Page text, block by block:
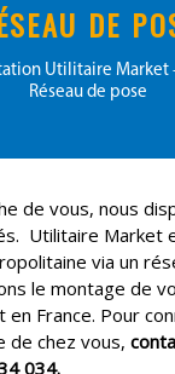
DE
Utilitaire Market
Réseau de pose
de vous, nous
Utilitaire Market
via un
le montage de
France. Pour
de chez vous,
034.